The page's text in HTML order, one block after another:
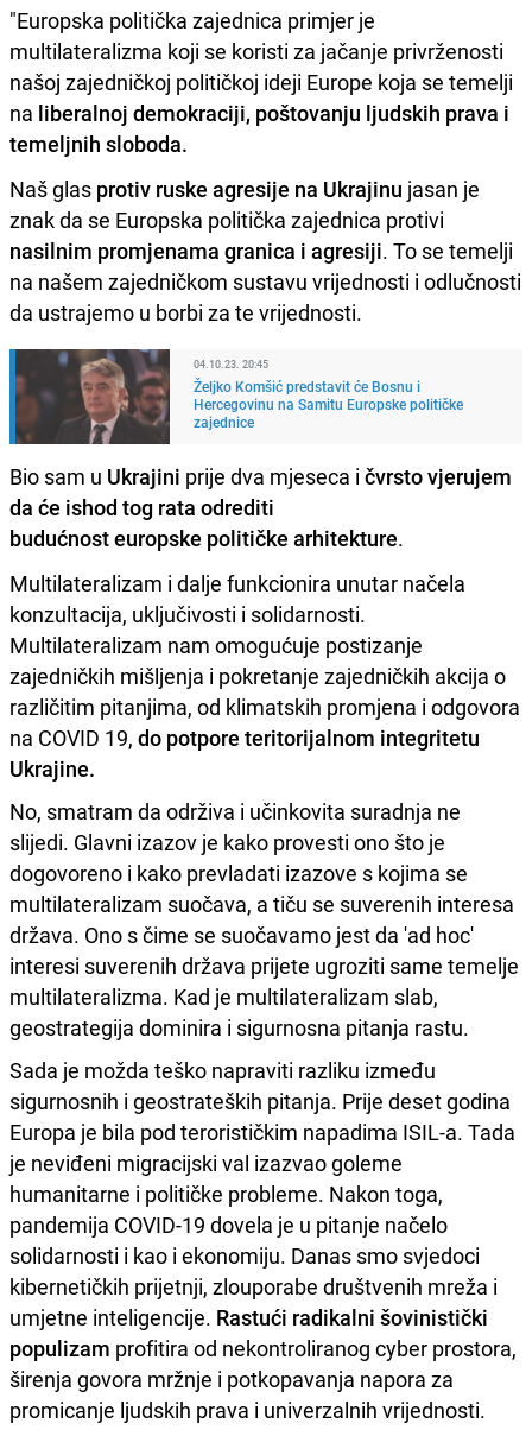
"Europska politička zajednica primjer je
multilateralizma koji se koristi za jačanje privrženosti
našoj zajedničkoj političkoj ideji Europe koja se temelji
na liberalnoj demokraciji, poštovanju ljudskih prava i
temeljnih sloboda.
Naš glas protiv ruske agresije na Ukrajinu jasan je
znak da se Europska politička zajednica protivi
nasilnim promjenama granica i agresiji. To se temelji
na našem zajedničkom sustavu vrijednosti i odlučnosti
da ustrajemo u borbi za te vrijednosti.
04.10.23. 20:45
Željko Komšić predstavit će Bosnu i
Hercegovinu na Samitu Europske političke
zajednice
Bio sam u Ukrajini prije dva mjeseca i čvrsto vjerujem
da će ishod tog rata odrediti
budućnost europske političke arhitekture.
Multilateralizam i dalje funkcionira unutar načela
konzultacija, uključivosti i solidarnosti.
Multilateralizam nam omogućuje postizanje
zajedničkih mišljenja i pokretanje zajedničkih akcija o
različitim pitanjima, od klimatskih promjena i odgovora
na COVID 19, do potpore teritorijalnom integritetu
Ukrajine.
No, smatram da održiva i učinkovita suradnja ne
slijedi. Glavni izazov je kako provesti ono što je
dogovoreno i kako prevladati izazove s kojima se
multilateralizam suočava, a tiču se suverenih interesa
država. Ono s čime se suočavamo jest da 'ad hoc'
interesi suverenih država prijete ugroziti same temelje
multilateralizma. Kad je multilateralizam slab,
geostrategija dominira i sigurnosna pitanja rastu.
Sada je možda teško napraviti razliku između
sigurnosnih i geostrateških pitanja. Prije deset godina
Europa je bila pod terorističkim napadima ISIL-a. Tada
je neviđeni migracijski val izazvao goleme
humanitarne i političke probleme. Nakon toga,
pandemija COVID-19 dovela je u pitanje načelo
solidarnosti i kao i ekonomiju. Danas smo svjedoci
kibernetičkih prijetnji, zlouporabe društvenih mreža i
umjetne inteligencije. Rastući radikalni šovinistički
populizam profitira od nekontroliranog cyber prostora,
širenja govora mržnje i potkopavanja napora za
promicanje ljudskih prava i univerzalnih vrijednosti.